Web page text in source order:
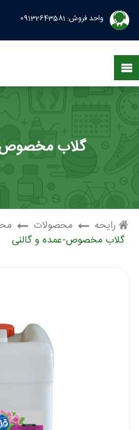
واحد فروش: 09132643581
گلاب مخصوص-
رایحه محصولات
گلاب مخصوص-عمده و گالنی